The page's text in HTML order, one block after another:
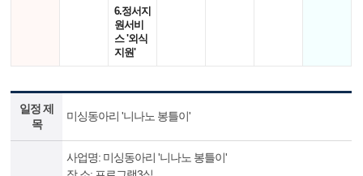
6.정서지
원서비
스 '외식
지원'
일정 제
목
미싱동아리 '니나노 봉틀이'
사업명: 미싱동아리 '니나노 봉틀이'